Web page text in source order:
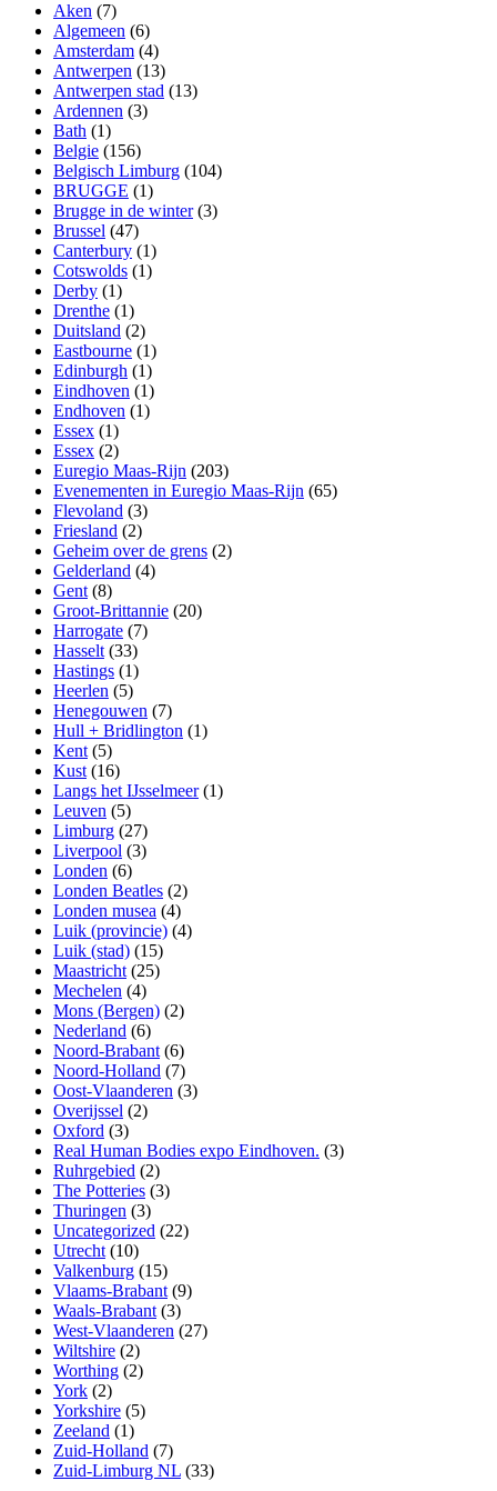
Aken (7)
Algemeen (6)
Amsterdam (4)
Antwerpen (13)
Antwerpen stad (13)
Ardennen (3)
Bath (1)
Belgie (156)
Belgisch Limburg (104)
BRUGGE (1)
Brugge in de winter(3)
Brussel (47)
Canterbury (1)
Cotswolds (1)
Derby (1)
Drenthe (1)
Duitsland (2)
Eastbourne (1)
Edinburgh (1)
Eindhoven (1)
Endhoven (1)
Essex (1)
Essex (2)
Euregio Maas-Rijn (203)
Evenementen in Euregio Maas-Rijn (65)
Flevoland (3)
Friesland (2)
Geheim over de grens (2)
Gelderland (4)
Gent (8)
Groot-Brittannie (20)
Harrogate (7)
Hasselt (33)
Hastings (1)
Heerlen (5)
Henegouwen (7)
Hull + Bridlington (1)
Kent (5)
Kust (16)
Langs het IJsselmeer(1)
Leuven (5)
Limburg (27)
Liverpool (3)
Londen (6)
Londen Beatles (2)
Londen musea (4)
Luik (provincie) (4)
Luik (stad) (15)
Maastricht (25)
Mechelen (4)
Mons (Bergen) (2)
Nederland (6)
Noord-Brabant (6)
Noord-Holland (7)
Oost-Vlaanderen (3)
Overijssel (2)
Oxford (3)
Real Human Bodies expo Eindhoven. (3)
Ruhrgebied (2)
The Potteries (3)
Thuringen (3)
Uncategorized (22)
Utrecht (10)
Valkenburg (15)
Vlaams-Brabant (9)
Waals-Brabant (3)
West-Vlaanderen (27)
Wiltshire (2)
Worthing (2)
York (2)
Yorkshire (5)
Zeeland (1)
Zuid-Holland (7)
Zuid-Limburg NL (33)